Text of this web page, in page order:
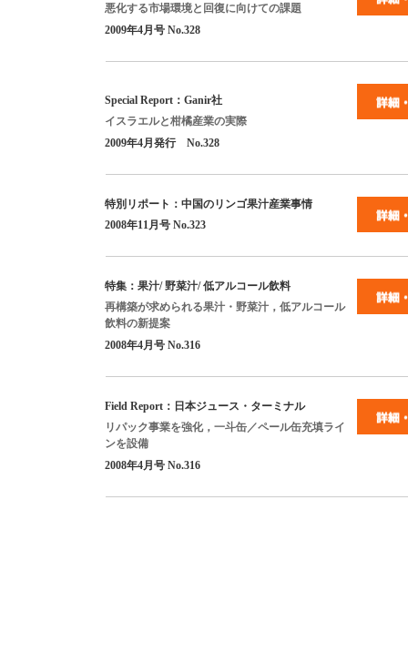
悪化する市場環境と回復に向けての課題
2009年4月号 No.328
Special Report ：Ganir社
イスラエルと柑橘産業の実際
2009年4月発行No.328
特別リポート：中国のリンゴ果汁産業事情
2008年11月号 No.323
特集：果汁/野菜汁/低アルコール飲料
再構築が求められる果汁・野菜汁，低アルコール
飲料の新提案
2008年4月号 No.316
Field Report ：日本ジュース・ターミナル
リパック事業を強化，一斗缶／ペール缶充填ライ
ンを設備
2008年4月号 No.316